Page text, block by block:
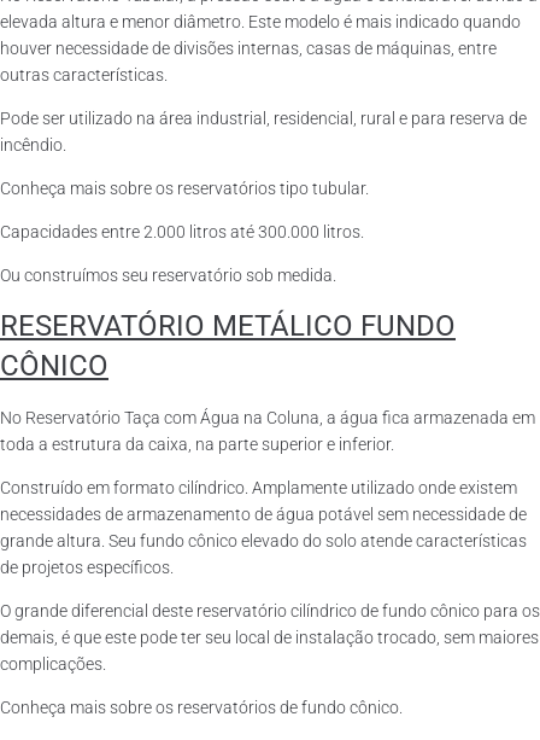
elevada altura e menor diâmetro. Este modelo é mais indicado quando
houver necessidade de divisões internas, casas de máquinas, entre
outras características.
Pode ser utilizado na área industrial, residencial, rural e para reserva de
incêndio.
Conheça mais sobre os reservatórios tipo tubular.
Capacidades entre 2.000 litros até 300.000 litros.
Ou construímos seu reservatório sob medida.
RESERVATÓRIO METÁLICO FUNDO
CÔNICO
No Reservatório Taça com Água na Coluna, a água fica armazenada em
toda a estrutura da caixa, na parte superior e inferior.
Construído em formato cilíndrico. Amplamente utilizado onde existem
necessidades de armazenamento de água potável sem necessidade de
grande altura. Seu fundo cônico elevado do solo atende características
de projetos específicos.
O grande diferencial deste reservatório cilíndrico de fundo cônico para os
demais, é que este pode ter seu local de instalação trocado, sem maiores
complicações.
Conheça mais sobre os reservatórios de fundo cônico.